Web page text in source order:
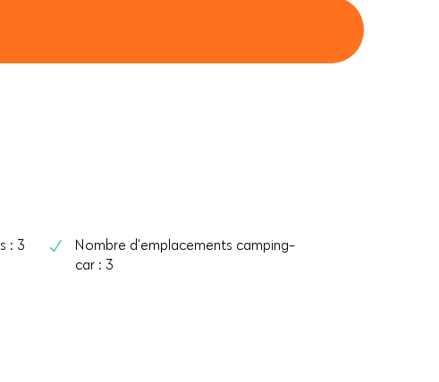
: 3
Nombre d'emplacements camping-
car : 3